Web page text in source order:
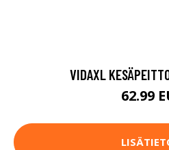
VIDAXL
62.99